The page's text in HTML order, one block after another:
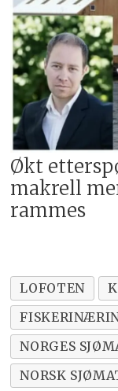
Økt
makrell
rammes
LOFOTEN
NORGES
NORSK